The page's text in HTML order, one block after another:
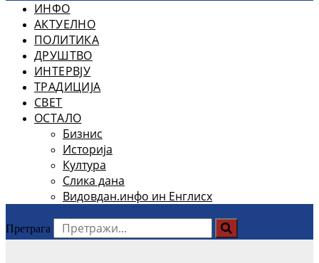
ИНФО
АКТУЕЛНО
ПОЛИТИКА
ДРУШТВО
ИНТЕРВЈУ
ТРАДИЦИЈА
СВЕТ
ОСТАЛО
Бизнис
Историја
Култура
Слика дана
Видовдан.инфо ин Енглисх
Претрага